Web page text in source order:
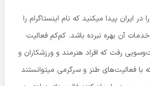
در ایران پیدا میکنید که نام اینستاگرام را
آن بهره نبرده باشد. کم‌کم فعالیت
رفت که افراد هنرمند و ورزشکاران و
با فعالیت‌های طنز و سرگرمی میتوانستند